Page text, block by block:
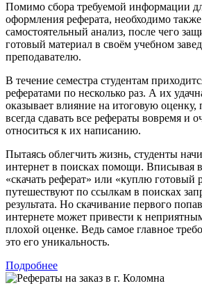
Помимо сбора требуемой информации
оформления реферата, необходимо
самостоятельный анализ, после чего
готовый материал в своём учебном
преподавателю.
В течение семестра студентам
рефератами по несколько раз. А их
оказывает влияние на итоговую
всегда сдавать все рефераты вовремя и
относиться к их написанию.
Пытаясь облегчить жизнь, студенты
интернет в поисках помощи. Вписывая
«скачать реферат» или «куплю готовый
путешествуют по ссылкам в поисках
результата. Но скачивание первого
интернете может привести к
плохой оценке. Ведь самое главное
это его уникальность.
Подробнее